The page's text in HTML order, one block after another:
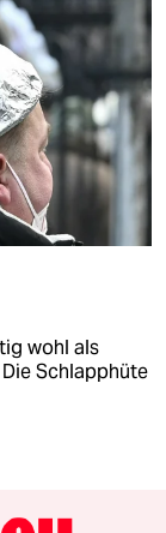
wohl als
Schlapphüte